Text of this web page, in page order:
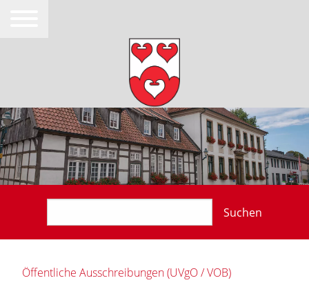
Suchen
Öffentliche Ausschreibungen (UVgO / VOB)